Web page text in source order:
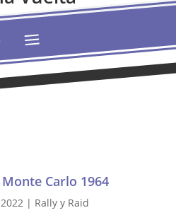
Carlo 1964
| Rally y Raid